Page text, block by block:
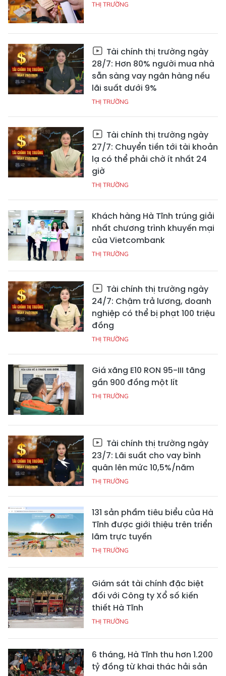
THỊ TRƯỜNG
Tài chính thị trường ngày
28/7: Hơn 80% người mua nhà
sẵn sàng vay ngân hàng nếu
lãi suất dưới 9%
THỊ TRƯỜNG
Tài chính thị trường ngày
27/7: Chuyển tiền tới tài khoản
lạ có thể phải chờ ít nhất 24
giờ
THỊ TRƯỜNG
Khách hàng Hà Tĩnh trúng giải
nhất chương trình khuyến mại
của Vietcombank
THỊ TRƯỜNG
Tài chính thị trường ngày
24/7: Chậm trả lương, doanh
nghiệp có thể bị phạt 100 triệu
đồng
THỊ TRƯỜNG
Giá xăng E10 RON 95-III tăng
gần 900 đồng một lít
THỊ TRƯỜNG
Tài chính thị trường ngày
23/7: Lãi suất cho vay bình
quân lên mức 10,5%/năm
THỊ TRƯỜNG
131 sản phẩm tiêu biểu của Hà
Tĩnh được giới thiệu trên triển
lãm trực tuyến
THỊ TRƯỜNG
Giám sát tài chính đặc biệt
đối với Công ty Xổ số kiến
thiết Hà Tĩnh
THỊ TRƯỜNG
6 tháng, Hà Tĩnh thu hơn 1.200
tỷ đồng từ khai thác hải sản